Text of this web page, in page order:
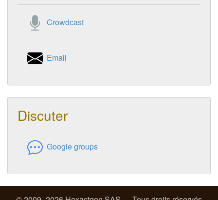
Crowdcast
Email
Discuter
Google groups